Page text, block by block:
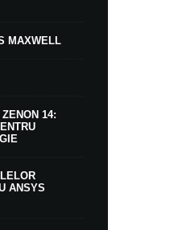
MAXWELL
14:
ANSYS